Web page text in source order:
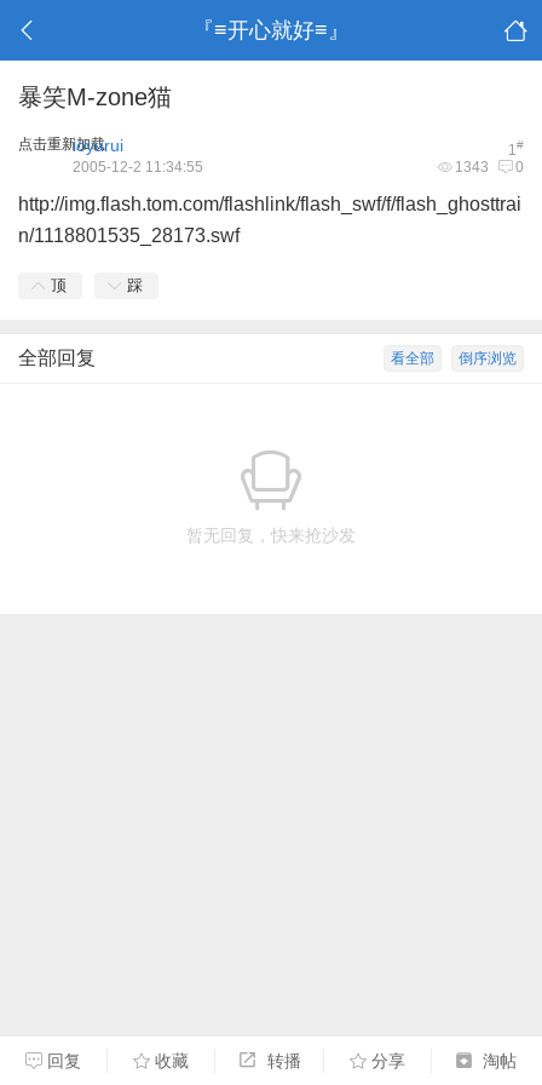
『≡开心就好≡』
暴笑M-zone猫
点击重新加载 1#
ioyurui
1343 0
2005-12-2 11:34:55
http://img.flash.tom.com/flashlink/flash_swf/f/flash_ghosttrai
n/1118801535_28173.swf
顶 踩
倒序浏览
看全部
全部回复
暂无回复，快来抢沙发
回复 收藏 转播 分享 淘帖